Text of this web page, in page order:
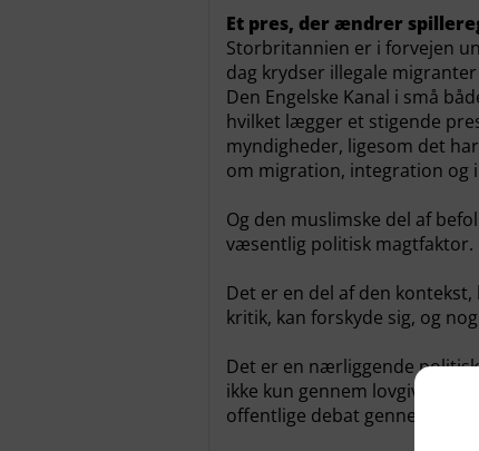
Et pres, der ændrer
Storbritannien er i forvejen
dag krydser illegale
Den Engelske Kanal i små
hvilket lægger et stigende
myndigheder, ligesom det
om migration, integration og
Og den muslimske del af
væsentlig politisk magtfaktor.
Det er en del af den
kritik, kan forskyde sig, og
Det er en nærliggende
ikke kun gennem lovgivning,
offentlige debat gennem